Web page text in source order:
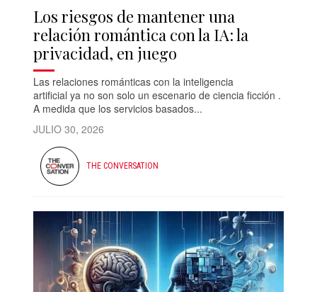
Los riesgos de mantener una
relación romántica con la IA: la
privacidad, en juego
Las relaciones románticas con la inteligencia
artificial ya no son solo un escenario de ciencia ficción .
A medida que los servicios basados...
JULIO 30, 2026
THE CONVERSATION